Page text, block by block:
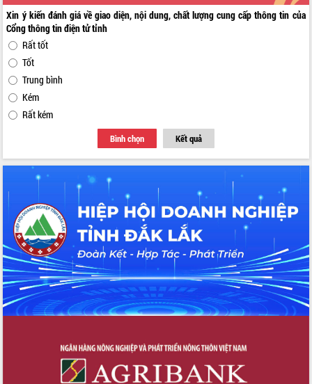
Xin ý kiến đánh giá về giao diện, nội dung, chất lượng cung cấp thông tin của
Cổng thông tin điện tử tỉnh
Rất tốt
Tốt
Trung bình
Kém
Rất kém
Bình chọn Kết quả